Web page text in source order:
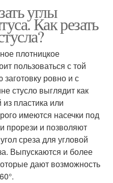
углы
Как резать
плотницкое
пользоваться с той
ровно и с
стусло выглядит как
пластика или
имеются насечки под
прорези и позволяют
среза для угловой
Выпускаются и более
дают возможность